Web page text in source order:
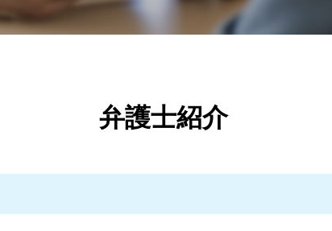
個人再生 メリット
民事再生とは 法人
債務整理 ブラックリスト
債務整理 いくらから
債務整理 弁護士 伊佐市
一般民事・家事事件 弁護士 霧島市
離婚 弁護士 鹿児島県
刑事事件 弁護士 鹿児島県
弁護士紹介